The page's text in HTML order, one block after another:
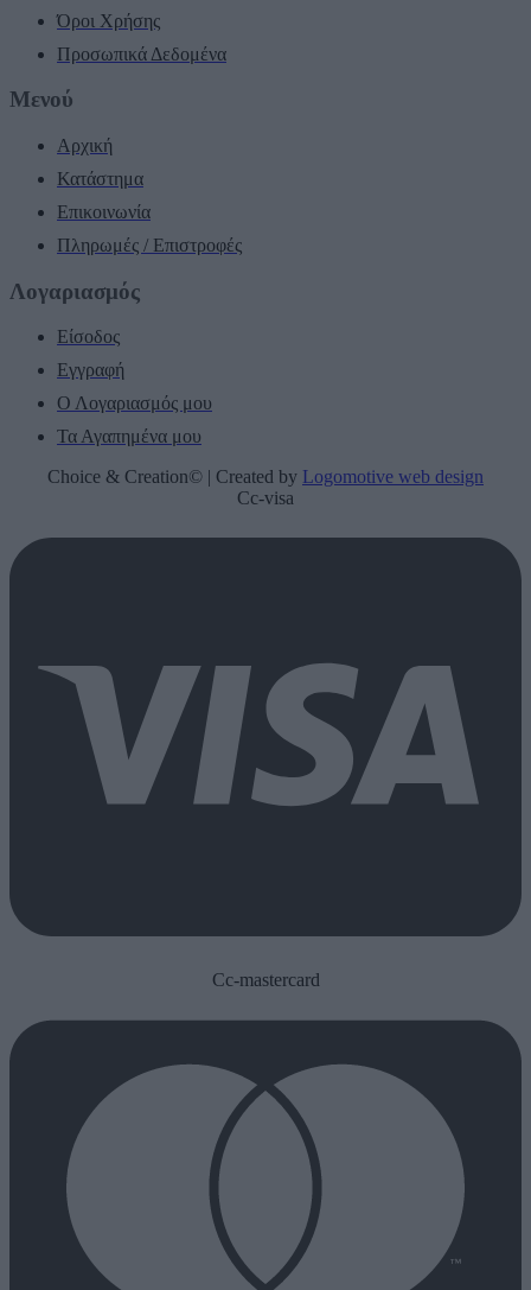
Όροι Χρήσης
Προσωπικά Δεδομένα
Μενού
Αρχική
Κατάστημα
Επικοινωνία
Πληρωμές / Επιστροφές
Λογαριασμός
Είσοδος
Εγγραφή
Ο Λογαριασμός μου
Τα Αγαπημένα μου
Choice & Creation© | Created by Logomotive web design
Cc-visa
Cc-mastercard